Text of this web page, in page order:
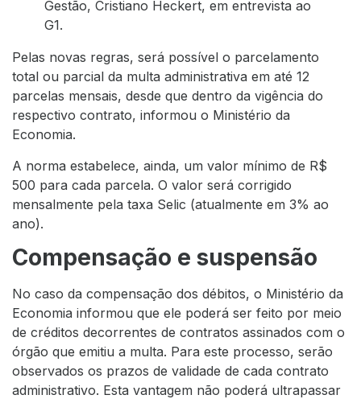
Gestão, Cristiano Heckert, em entrevista ao
G1.
Pelas novas regras, será possível o parcelamento
total ou parcial da multa administrativa em até 12
parcelas mensais, desde que dentro da vigência do
respectivo contrato, informou o Ministério da
Economia.
A norma estabelece, ainda, um valor mínimo de R$
500 para cada parcela. O valor será corrigido
mensalmente pela taxa Selic (atualmente em 3% ao
ano).
Compensação e suspensão
No caso da compensação dos débitos, o Ministério da
Economia informou que ele poderá ser feito por meio
de créditos decorrentes de contratos assinados com o
órgão que emitiu a multa. Para este processo, serão
observados os prazos de validade de cada contrato
administrativo. Esta vantagem não poderá ultrapassar